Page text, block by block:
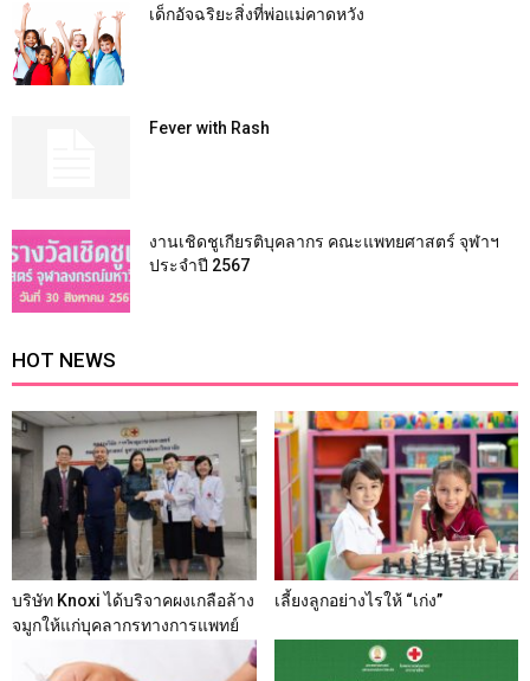
เด็กอัจฉริยะสิ่งที่พ่อแม่คาดหวัง
Fever with Rash
งานเชิดชูเกียรติบุคลากร คณะแพทยศาสตร์ จุฬาฯ
ประจำปี 2567
HOT NEWS
บริษัท Knoxi ได้บริจาคผงเกลือล้าง
จมูกให้แก่บุคลากรทางการแพทย์
เลี้ยงลูกอย่างไรให้ “เก่ง”